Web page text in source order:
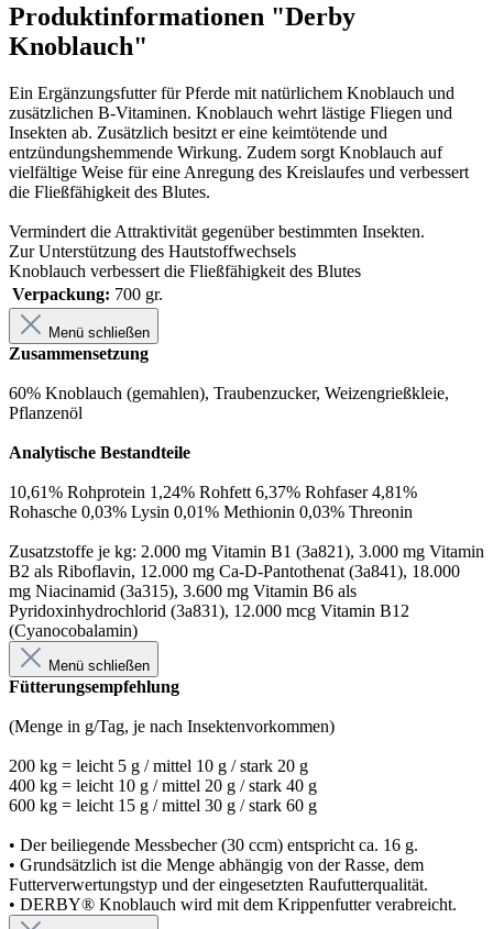
Produktinformationen "Derby
Knoblauch"
Ein Ergänzungsfutter für Pferde mit natürlichem Knoblauch und
zusätzlichen B-Vitaminen. Knoblauch wehrt lästige Fliegen und
Insekten ab. Zusätzlich besitzt er eine keimtötende und
entzündungshemmende Wirkung. Zudem sorgt Knoblauch auf
vielfältige Weise für eine Anregung des Kreislaufes und verbessert
die Fließfähigkeit des Blutes.
Vermindert die Attraktivität gegenüber bestimmten Insekten.
Zur Unterstützung des Hautstoffwechsels
Knoblauch verbessert die Fließfähigkeit des Blutes
Verpackung: 700 gr.
Menü schließen
Zusammensetzung
60% Knoblauch (gemahlen), Traubenzucker, Weizengrießkleie,
Pflanzenöl
Analytische Bestandteile
10,61% Rohprotein 1,24% Rohfett 6,37% Rohfaser 4,81%
Rohasche 0,03% Lysin 0,01% Methionin 0,03% Threonin
Zusatzstoffe je kg: 2.000 mg Vitamin B1 (3a821), 3.000 mg Vitamin
B2 als Riboflavin, 12.000 mg Ca-D-Pantothenat (3a841), 18.000
mg Niacinamid (3a315), 3.600 mg Vitamin B6 als
Pyridoxinhydrochlorid (3a831), 12.000 mcg Vitamin B12
(Cyanocobalamin)
Menü schließen
Fütterungsempfehlung
(Menge in g/Tag, je nach Insektenvorkommen)
200 kg = leicht 5 g / mittel 10 g / stark 20 g
400 kg = leicht 10 g / mittel 20 g / stark 40 g
600 kg = leicht 15 g / mittel 30 g / stark 60 g
• Der beiliegende Messbecher (30 ccm) entspricht ca. 16 g.
• Grundsätzlich ist die Menge abhängig von der Rasse, dem
Futterverwertungstyp und der eingesetzten Raufutterqualität.
• DERBY® Knoblauch wird mit dem Krippenfutter verabreicht.